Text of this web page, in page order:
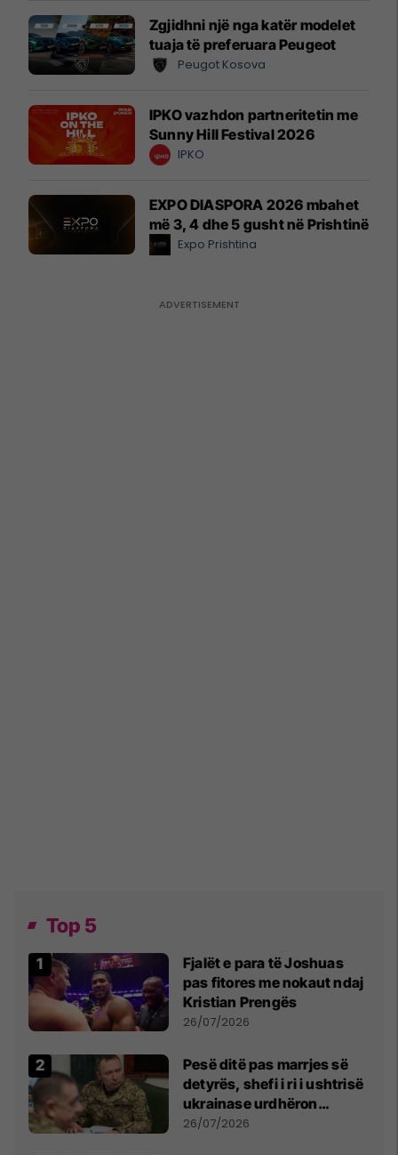
Zgjidhni një nga katër modelet
tuaja të preferuara Peugeot
Peugot Kosova
IPKO vazhdon partneritetin me
Sunny Hill Festival 2026
IPKO
EXPO DIASPORA 2026 mbahet
më 3, 4 dhe 5 gusht në Prishtinë
Expo Prishtina
Top 5
Fjalët e para të Joshuas
pas fitores me nokaut ndaj
Kristian Prengës
26/07/2026
Pesë ditë pas marrjes së
detyrës, shefi i ri i ushtrisë
ukrainase urdhëron
kontroll të madh
26/07/2026